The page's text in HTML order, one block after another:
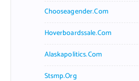
Chooseagender.com
Hoverboardssale.com
Alaskapolitics.com
Stsmp.org